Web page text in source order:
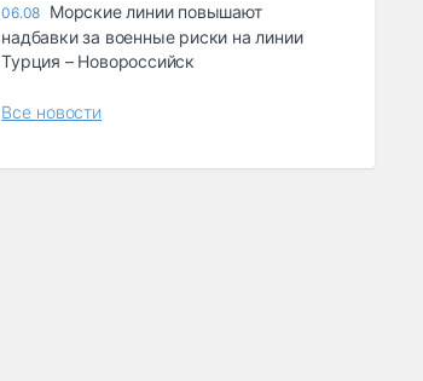
06.08 Морские линии повышают
надбавки за военные риски на линии
Турция – Новороссийск
Все новости